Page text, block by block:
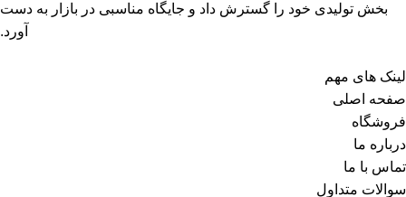
بخش تولیدی خود را گسترش داد و جایگاه مناسبی در بازار به دست
آورد.
لینک های مهم
صفحه اصلی
فروشگاه
درباره ما
تماس با ما
سوالات متداول